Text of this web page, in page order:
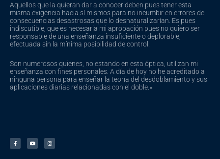
Aquellos que la quieran dar a conocer deben pues tener esta
misma exigencia hacia sí mismos para no incumbir en errores de
consecuencias desastrosas que lo desnaturalizarían. Es pues
indiscutible, que es necesaria mi aprobación pues no quiero ser
responsable de una enseñanza insuficiente o deplorable,
efectuada sin la mínima posibilidad de control.
Son numerosos quienes, no estando en esta óptica, utilizan mi
enseñanza con fines personales. A día de hoy no he acreditado a
ninguna persona para enseñar la teoría del desdoblamiento y sus
aplicaciones diarias relacionadas con el doble.»
c
e
b
u
t
u
s
t
a